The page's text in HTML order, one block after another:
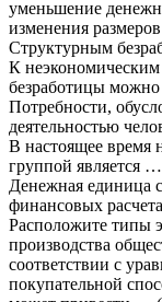
уменьшение
изменения
Структурным
К
безработицы
Потребности,
деятельностью
В настоящее время
группой является …
Денежная единица
финансовых
Расположите типы
производства
соответствии с
покупательной